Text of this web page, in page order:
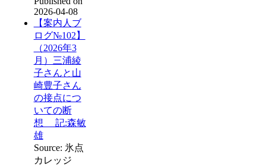
2026-04-08
【案内人ブ
ログ№102】
（2026年3
月）三浦綾
子さんと山
崎豊子さん
の接点につ
いての断
想 記:森敏
雄
Source: 氷点
カレッジ